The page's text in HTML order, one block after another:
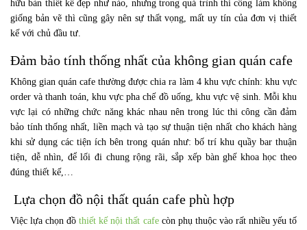
hữu bản thiết kế đẹp như nào, nhưng trong quá trình thi công làm không
giống bản vẽ thì cũng gây nên sự thất vọng, mất uy tín của đơn vị thiết
kế với chủ đầu tư.
Đảm bảo tính thống nhất của không gian quán cafe
Không gian quán cafe thường được chia ra làm 4 khu vực chính: khu vực
order và thanh toán, khu vực pha chế đồ uống, khu vực vệ sinh. Mỗi khu
vực lại có những chức năng khác nhau nên trong lúc thi công cần đảm
bảo tính thống nhất, liền mạch và tạo sự thuận tiện nhất cho khách hàng
khi sử dụng các tiện ích bên trong quán như: bố trí khu quầy bar thuận
tiện, dễ nhìn, để lối đi chung rộng rãi, sắp xếp bàn ghế khoa học theo
đúng thiết kế,…
Lựa chọn đồ nội thất quán cafe phù hợp
Việc lựa chọn đồthiết kế nội thất cafecòn phụ thuộc vào rất nhiều yếu tố